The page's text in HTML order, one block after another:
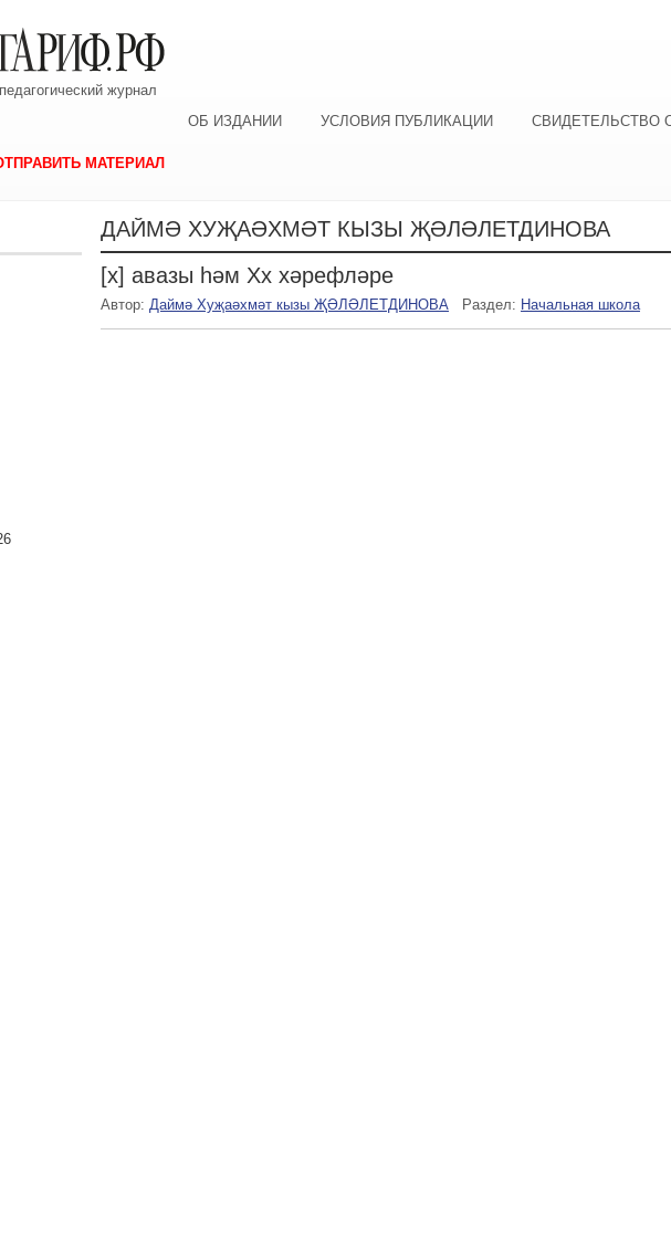
журнал
ОБ ИЗДАНИИ
УСЛОВИЯ ПУБЛИКАЦИИ СВИДЕТЕЛЬСТВО
МАТЕРИАЛ
ДАЙМӘ ХУҖАӘХМӘТ КЫЗЫ ҖӘЛӘЛЕТДИНОВА
[х] авазы һәм Хх хәрефләре
Автор: Даймә Хуҗаәхмәт кызы ҖӘЛӘЛЕТДИНОВА Раздел: Начальная школа